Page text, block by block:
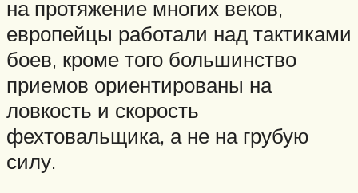
на протяжение многих веков,
европейцы работали над тактиками
боев, кроме того большинство
приемов ориентированы на
ловкость и скорость
фехтовальщика, а не на грубую
силу.